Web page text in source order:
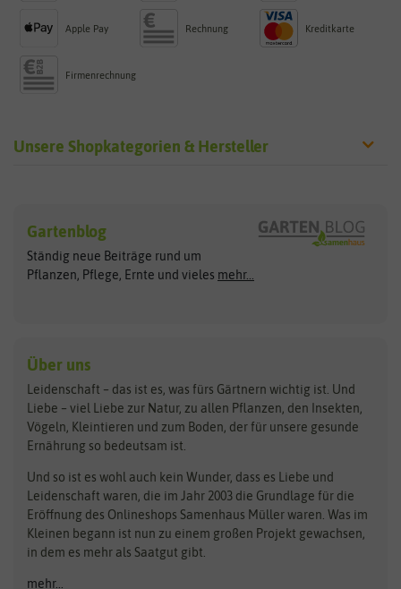
Apple Pay Rechnung Kreditkarte
Firmenrechnung
Unsere Shopkategorien & Hersteller
Exotische Samen
Gemüsesamen
Gründünger
Kräutersamen
Obstsamen
Pilzbrut
Rasensamen
Steckzwiebeln
Zimmer & Kübelpflanzen
Kataloge
Schnäppchen
Anzucht & Gartenzubehör
Arche Noah
ASB Greenworld
Benary
Bingenheimer Saatgut
Bionana
BIOWOL
Blumicorn
Bûten Birds
Clever Pots
COMPO
Dürr-Samen
Feldsaaten Freudenberger
Fertil
Flora Elite
Gartenblog
Ständig neue Beiträge rund um
Pflanzen, Pflege, Ernte und vieles mehr...
Über uns
Leidenschaft – das ist es, was fürs Gärtnern wichtig ist. Und
Liebe – viel Liebe zur Natur, zu allen Pflanzen, den Insekten,
Vögeln, Kleintieren und zum Boden, der für unsere gesunde
Ernährung so bedeutsam ist.
Und so ist es wohl auch kein Wunder, dass es Liebe und
Leidenschaft waren, die im Jahr 2003 die Grundlage für die
Eröffnung des Onlineshops Samenhaus Müller waren. Was im
Kleinen begann ist nun zu einem großen Projekt gewachsen,
in dem es mehr als Saatgut gibt.
mehr...